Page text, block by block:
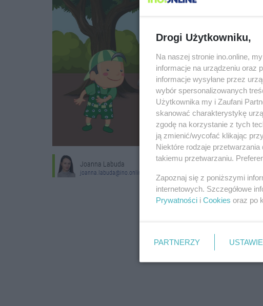
Joanna Labuda
joanna.labuda@ino.online
Drogi Użytkowniku,
Na naszej stronie ino.online,
informacje na urządzeniu oraz
informacje wysyłane przez
wybór spersonalizowanych
Użytkownika my i Zaufani
skanować charakterystykę
zgodę na korzystanie z tych
ją zmienić/wycofać klikając
Niektóre rodzaje
takiemu przetwarzaniu.
Zapoznaj się z poniższymi
internetowych. Szczegółowe
Prywatności i Cookies oraz po
PARTNERZY